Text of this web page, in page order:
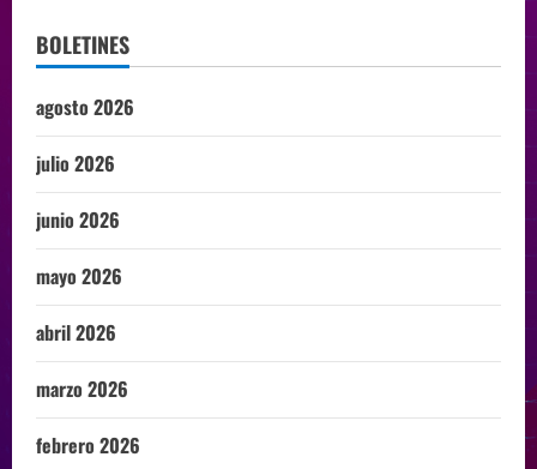
BOLETINES
agosto 2026
julio 2026
junio 2026
mayo 2026
abril 2026
marzo 2026
febrero 2026